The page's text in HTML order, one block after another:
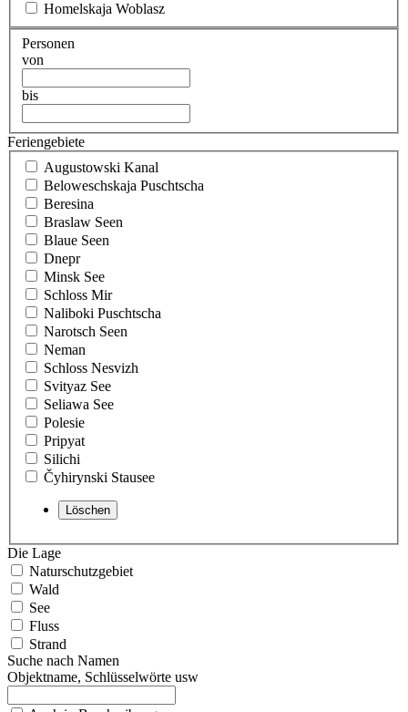
Homelskaja Woblasz
Personen
von
bis
Feriengebiete
Augustowski Kanal
Beloweschskaja Puschtscha
Beresina
Braslaw Seen
Blaue Seen
Dnepr
Minsk See
Schloss Mir
Naliboki Puschtscha
Narotsch Seen
Neman
Schloss Nesvizh
Svityaz See
Seliawa See
Polesie
Pripyat
Silichi
Čyhirynski Stausee
Die Lage
Naturschutzgebiet
Wald
See
Fluss
Strand
Suche nach Namen
Objektname, Schlüsselwörte usw